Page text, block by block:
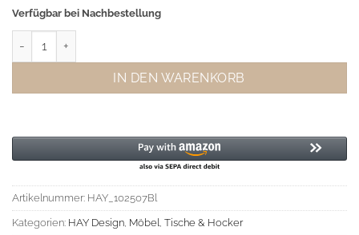
Verfügbar bei Nachbestellung
IN DEN WARENKORB
Artikelnummer: HAY_102507Bl
Kategorien: HAY Design, Möbel, Tische & Hocker